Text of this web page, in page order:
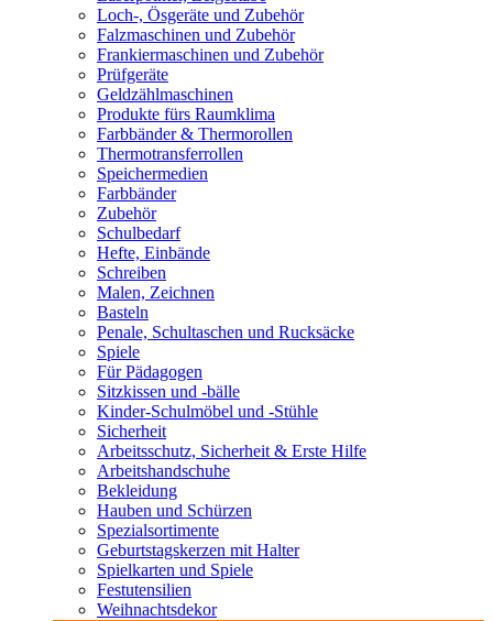
Loch-, Ösgeräte und Zubehör
Falzmaschinen und Zubehör
Frankiermaschinen und Zubehör
Prüfgeräte
Geldzählmaschinen
Produkte fürs Raumklima
Farbbänder & Thermorollen
Thermotransferrollen
Speichermedien
Farbbänder
Zubehör
Schulbedarf
Hefte, Einbände
Schreiben
Malen, Zeichnen
Basteln
Penale, Schultaschen und Rucksäcke
Spiele
Für Pädagogen
Sitzkissen und -bälle
Kinder-Schulmöbel und -Stühle
Sicherheit
Arbeitsschutz, Sicherheit & Erste Hilfe
Arbeitshandschuhe
Bekleidung
Hauben und Schürzen
Spezialsortimente
Geburtstagskerzen mit Halter
Spielkarten und Spiele
Festutensilien
Weihnachtsdekor